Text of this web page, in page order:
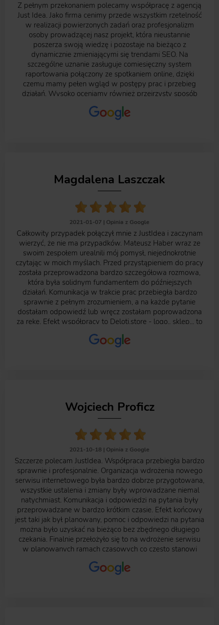
Z pełnym przekonaniem polecamy współpracę z agencją
Just Idea. Jako firma cenimy przede wszystkim rzetelność
w realizacji powierzonych zadań oraz profesjonalizm
osoby prowadzącej nasz projekt, która nieustannie
poszerza swoją wiedzę i pozostaje na bieżąco z
dynamicznie zmieniającymi się trendami SEO. Na
szczególne uznanie zasługuje comiesięczny system
raportowania połączony ze spotkaniem online, dzięki
czemu mamy pełen wgląd w postępy prac i przebieg
działań. Wysoko oceniamy również przejrzysty sposób
organizacji pracy na platformie, gdzie wszystkie zadania są
czytelnie udokumentowane i łatwo dostępne. Jedynym
mankamentem naszej dotychczasowej współpracy była
Magdalena Laszczak
2021-01-07 | Opinia z Google
Całkowity przypadek połączył mnie z JustIdea i zaczynam
wierzyć, że nie ma przypadków. Mateusz Haber wraz ze
swoim zespołem urealnili mój pomysł, niejednokrotnie
czytając w moich myślach. Przed przystąpieniem do pracy
została przeprowadzona bardzo szczegółowa rozmowa,
która była solidnym fundamentem do późniejszych
działań. Komunikacja w trakcie prac przebiegła bardzo
sprawnie z pełnym zrozumieniem, a na każde pytanie
dostałam odpowiedź lub wręcz zostałam poprowadzona
za rękę. Efekt współpracy to Deloti.store - logo.. sklep... to
spowodowała moją decyzję o powierzeniu kolejnych
zadań właśnie JustIdea. Każdemu, kto szuka Agencji, która
Wojciech Proficz
2021-10-18 | Opinia z Google
Szczerze polecam JustIdea. Współpraca przebiegła bardzo
sprawnie i profesjonalnie. Organizacja wdrożenia nowego
serwisu internetowego była bardzo dobrze przygotowana,
wszystkie ustalenia i zmiany były wprowadzane niemal
natychmiast. Komunikacja i odpowiedzi na pytania były
przeprowadzane w bardzo krótkim czasie. Efekt końcowy
jest taki jak był planowany, pomoc i odpowiedzi na pytania
można było uzyskać na bieżąco bez zbędnego długiego
czekania. Finalnie przełożyło się to na wdrożenie serwisu
w planowanych ramach czasowych co często stanowi
współpracy :)